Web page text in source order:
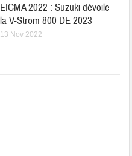
EICMA 2022 : Suzuki dévoile
la V-Strom 800 DE 2023
13 Nov 2022